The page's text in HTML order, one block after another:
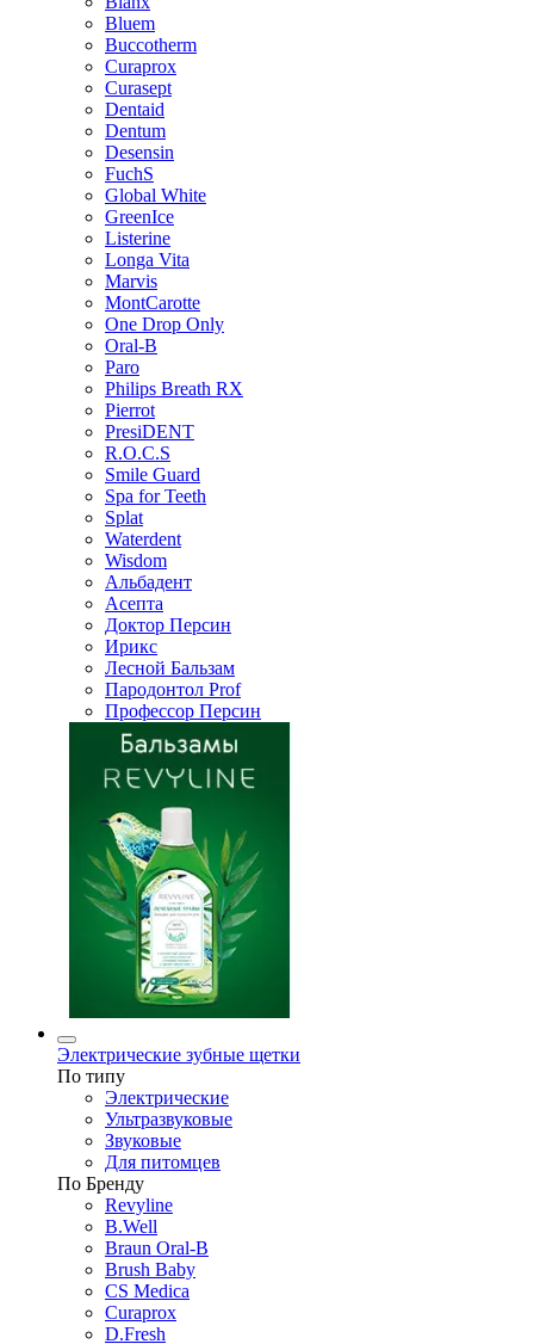
Bluem
Buccotherm
Curaprox
Curasept
Dentaid
Dentum
Desensin
FuchS
Global White
GreenIce
Listerine
Longa Vita
Marvis
MontCarotte
One Drop Only
Oral-B
Paro
Philips Breath RX
Pierrot
PresiDENT
R.O.C.S
Smile Guard
Spa for Teeth
Splat
Waterdent
Wisdom
Альбадент
Асепта
Доктор Персин
Ирикс
Лесной Бальзам
Пародонтол Prof
Профессор Персин
Электрические зубные щетки
По типу
Электрические
Ультразвуковые
Звуковые
Для питомцев
По Бренду
Revyline
B.Well
Braun Oral-B
Brush Baby
CS Medica
Curaprox
D.Fresh